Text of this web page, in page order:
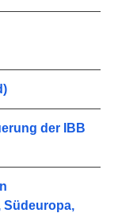
der IBB
Südeuropa,